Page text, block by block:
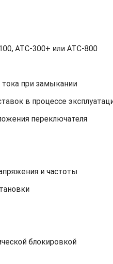
ATC-300+ или ATC-800
при замыкании
в процессе
переключателя
и частоты
блокировкой